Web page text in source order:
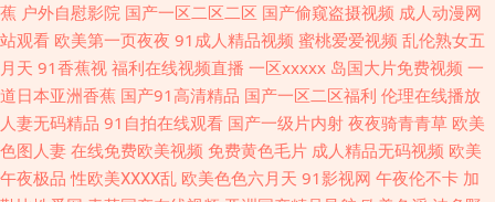
缘免费 婷婷六月天色色 69福利社一区 狠狠干狠狠艹 欧美国产传媒 三级片网
站导航 亚洲天天影色 97人人做视频 东京热无码影院 人妻熟女在线网址 亚州
无码9Ⅱ视频 av影院首页 久草热久操 欧美肏屄电影 午夜精品国产 国产美女A
蕉 户外自慰影院 国产一区二区二区 国产偷窥盗摄视频 成人动漫网
站观看 欧美第一页夜夜 91成人精品视频 蜜桃爱爱视频 乱伦熟女五
月天 91香蕉视 福利在线视频直播 一区xxxxx 岛国大片免费视频 一
道日本亚洲香蕉 国产91高清精品 国产一区二区福利 伦理在线播放
人妻无码精品 91自拍在线观看 国产一级片内射 夜夜骑青青草 欧美
色图人妻 在线免费欧美视频 免费黄色毛片 成人精品无码视频 欧美
午夜极品 性欧美ⅩⅩⅩⅩ乱 欧美色色六月天 91影视网 午夜伦不卡 加